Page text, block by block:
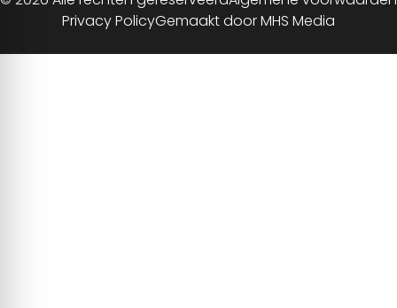
Privacy PolicyGemaakt door MHS Media